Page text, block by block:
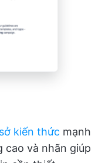
kiến thức mạnh
cao và nhãn giúp